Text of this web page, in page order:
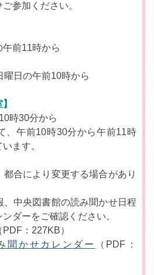
参加ください。
前11時から
日の午前10時から
時30分から
、午前10時30分から午前11時
ます。
合により変更する場合があり
中央図書館の読み聞かせ日程
ダーをご確認ください。
PDF：227KB）
聞かせカレンダー
（PDF：